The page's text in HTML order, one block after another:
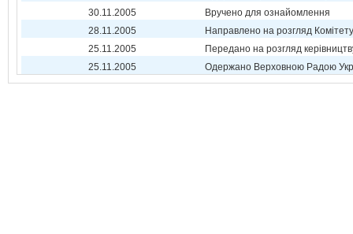
30.11.2005
Вручено для ознайомлення
28.11.2005
Направлено на розгляд Комітету
25.11.2005
Передано на розгляд
25.11.2005
Одержано Верховною Радою